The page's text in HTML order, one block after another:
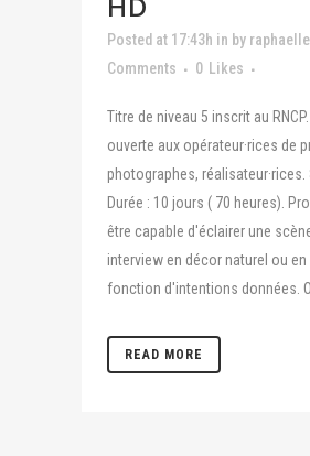
HD
Posted at 17:43h in by raphaelle
Comments
0 Likes
Titre de niveau 5 inscrit au
ouverte aux opérateur·rices de
photographes, réalisateur·rices.
Durée : 10 jours ( 70 heures).
être capable d'éclairer une
interview en décor naturel ou en
fonction d'intentions données.
READ MORE